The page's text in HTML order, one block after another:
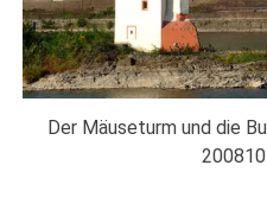
Der Mäuseturm und die